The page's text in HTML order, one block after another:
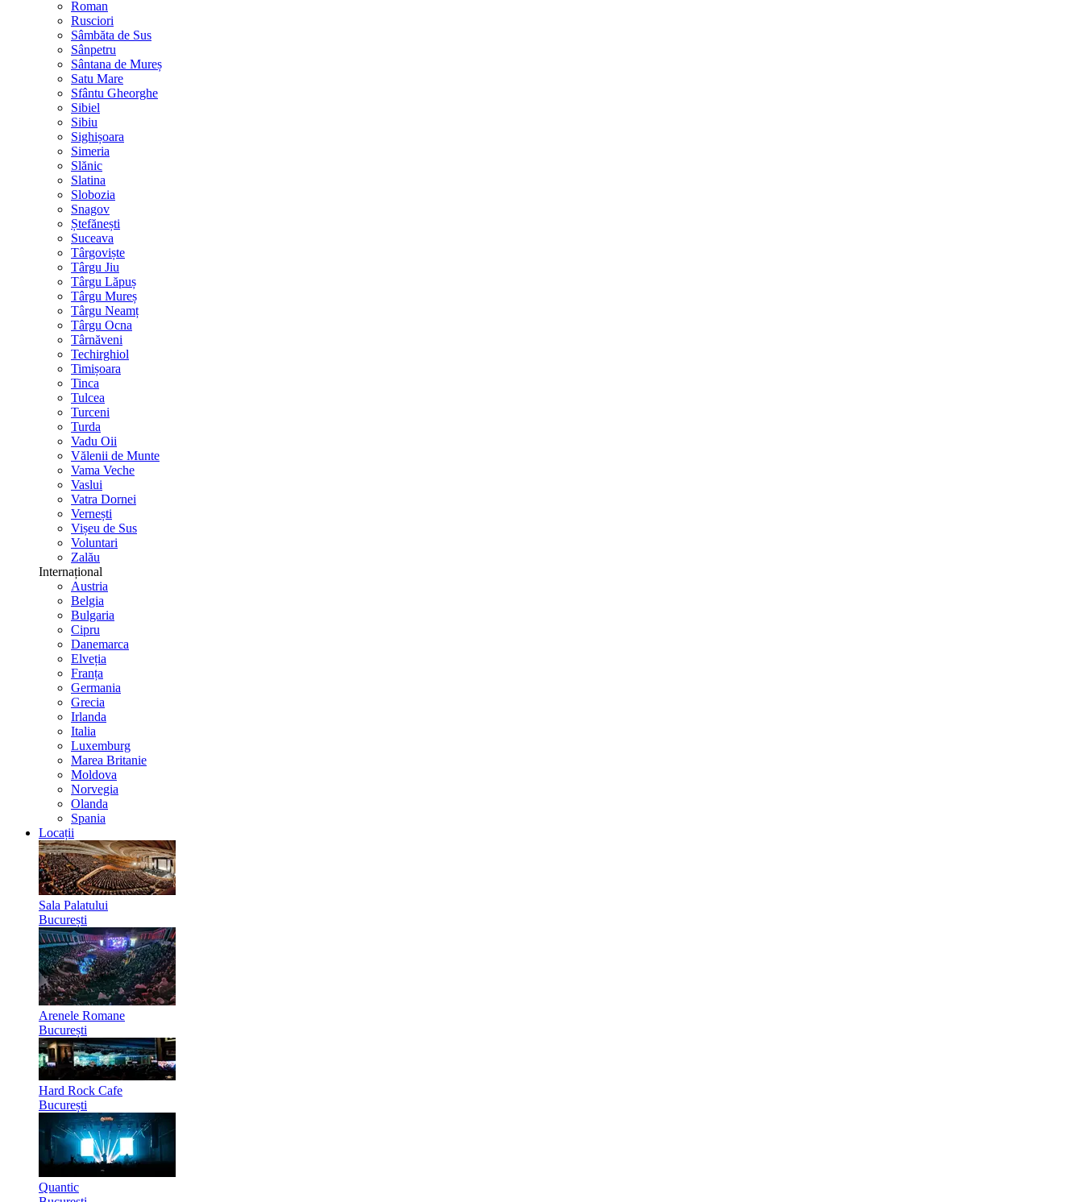
Roman
Rusciori
Sâmbăta de Sus
Sânpetru
Sântana de Mureș
Satu Mare
Sfântu Gheorghe
Sibiel
Sibiu
Sighișoara
Simeria
Slănic
Slatina
Slobozia
Snagov
Ștefănești
Suceava
Târgoviște
Târgu Jiu
Târgu Lăpuș
Târgu Mureș
Târgu Neamț
Târgu Ocna
Târnăveni
Techirghiol
Timișoara
Tinca
Tulcea
Turceni
Turda
Vadu Oii
Vălenii de Munte
Vama Veche
Vaslui
Vatra Dornei
Vernești
Vișeu de Sus
Voluntari
Zalău
Internațional
Austria
Belgia
Bulgaria
Cipru
Danemarca
Elveția
Franța
Germania
Grecia
Irlanda
Italia
Luxemburg
Marea Britanie
Moldova
Norvegia
Olanda
Spania
Locații
Sala Palatului
București
Arenele Romane
București
Hard Rock Cafe
București
Quantic